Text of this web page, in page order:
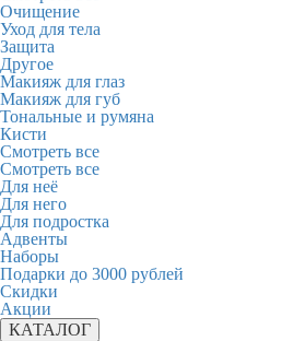
Очищение
Уход для тела
Защита
Другое
Макияж для глаз
Макияж для губ
Тональные и румяна
Кисти
Смотреть все
Смотреть все
Для неё
Для него
Для подростка
Адвенты
Наборы
Подарки до 3000 рублей
Скидки
Акции
КАТАЛОГ